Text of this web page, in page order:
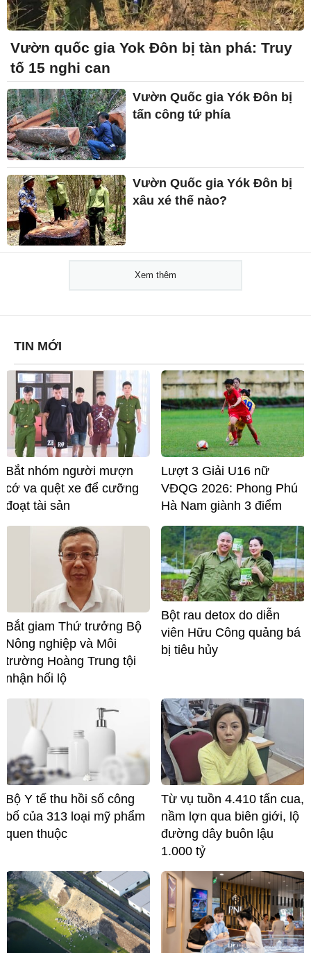
Vườn quốc gia Yok Đôn bị tàn phá: Truy
tố 15 nghi can
Vườn Quốc gia Yók Đôn bị
tấn công tứ phía
Vườn Quốc gia Yók Đôn bị
xâu xé thế nào?
Xem thêm
TIN MỚI
Bắt nhóm người mượn
cớ va quệt xe để cưỡng
đoạt tài sản
Lượt 3 Giải U16 nữ
VĐQG 2026: Phong Phú
Hà Nam giành 3 điểm
Bắt giam Thứ trưởng Bộ
Nông nghiệp và Môi
trường Hoàng Trung tội
nhận hối lộ
Bột rau detox do diễn
viên Hữu Công quảng bá
bị tiêu hủy
Bộ Y tế thu hồi số công
bố của 313 loại mỹ phẩm
quen thuộc
Từ vụ tuồn 4.410 tấn cua,
nầm lợn qua biên giới, lộ
đường dây buôn lậu
1.000 tỷ